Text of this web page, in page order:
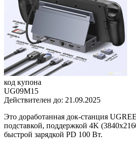
код купона
UG09M15
Действителен до: 21.09.2025
Это доработанная док-станция
подставкой, поддержкой 4K
быстрой зарядкой PD 100 Вт.